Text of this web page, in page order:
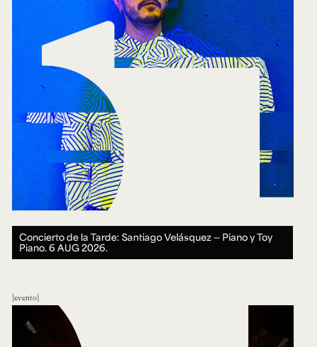
Concierto de la Tarde: Santiago Velásquez — Piano y Toy
Piano.6 AUG 2026.
evento